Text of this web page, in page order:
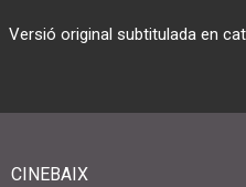
Versió original subtitulada en
CINEBAIX